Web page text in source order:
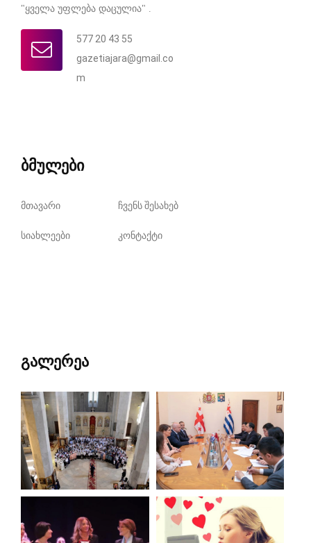
"ყველა უფლება დაცულია" .
577 20 43 55
gazetiajara@gmail.co
m
ბმულები
მთავარი ჩვენს შესახებ
სიახლეები კონტაქტი
გალერეა